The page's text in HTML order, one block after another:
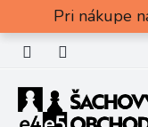
obsah
Pri nákupe